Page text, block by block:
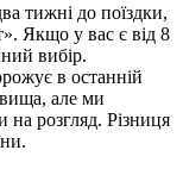
тижні до поїздки,
Якщо у вас є від 8
вибір.
в останній
вища, але ми
розгляд. Різниця